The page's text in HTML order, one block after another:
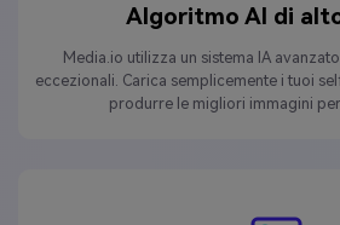
Algoritmo AI di
Media.io utilizza un sistema IA
eccezionali. Carica semplicemente i tuoi
produrre le migliori immagini